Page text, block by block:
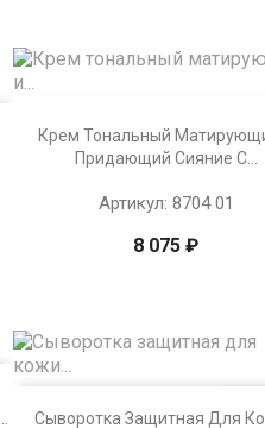
Крем Тональный
Придающий Сияние С...
Артикул: 8704 01
8 075 ₽
 Просмотр
01
Сыворотка Защитная Для
 Просмотр